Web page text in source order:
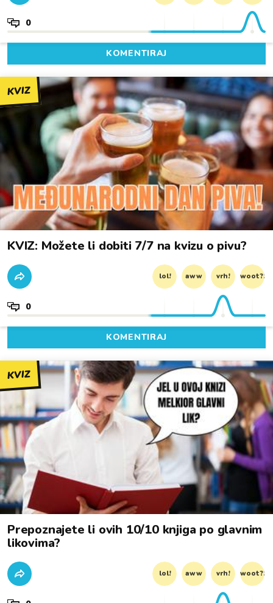
0
KOMENTIRAJ
KVIZ
KVIZ: Možete li dobiti 7/7 na kvizu o pivu?
lol! aww vrh! woot?!
0
KOMENTIRAJ
KVIZ
Prepoznajete li ovih 10/10 knjiga po glavnim
likovima?
lol! aww vrh! woot?!